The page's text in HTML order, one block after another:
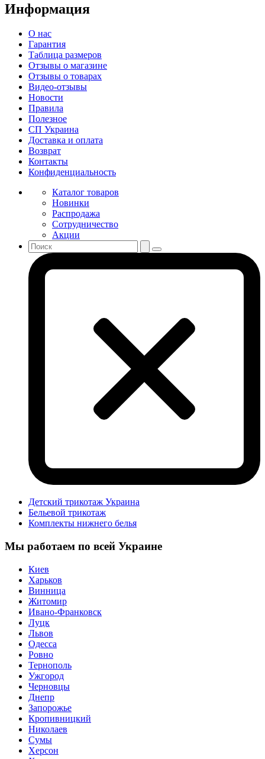
Информация
О нас
Гарантия
Таблица размеров
Отзывы о магазине
Отзывы о товарах
Видео-отзывы
Новости
Правила
Полезное
СП Украина
Доставка и оплата
Возврат
Контакты
Конфиденциальность
Каталог товаров
Новинки
Распродажа
Сотрудничество
Акции
Детский трикотаж Украина
Бельевой трикотаж
Комплекты нижнего белья
Мы работаем по всей Украине
Киев
Харьков
Винница
Житомир
Ивано-Франковск
Луцк
Львов
Одесса
Ровно
Тернополь
Ужгород
Черновцы
Днепр
Запорожье
Кропивницкий
Николаев
Сумы
Херсон